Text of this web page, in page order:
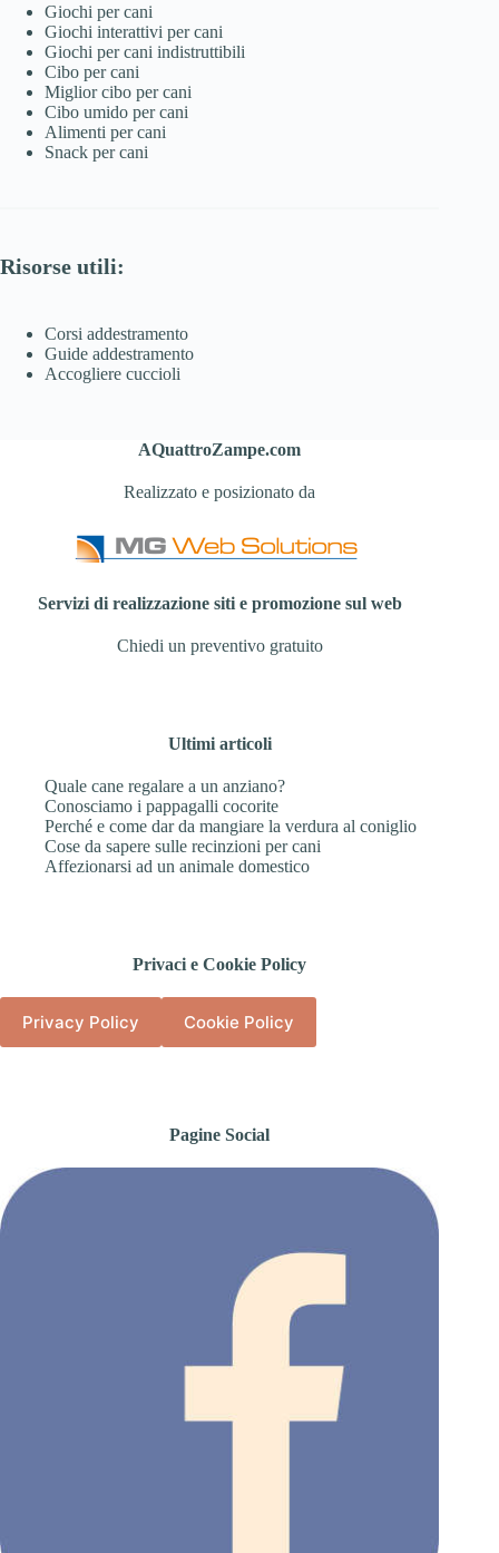
Giochi per cani
Giochi interattivi per cani
Giochi per cani indistruttibili
Cibo per cani
Miglior cibo per cani
Cibo umido per cani
Alimenti per cani
Snack per cani
Risorse utili:
Corsi addestramento
Guide addestramento
Accogliere cuccioli
AQuattroZampe.com
Realizzato e posizionato da
Servizi di realizzazione siti e promozione sul web
Chiedi un preventivo gratuito
Ultimi articoli
Quale cane regalare a un anziano?
Conosciamo i pappagalli cocorite
Perché e come dar da mangiare la verdura al coniglio
Cose da sapere sulle recinzioni per cani
Affezionarsi ad un animale domestico
Privaci e Cookie Policy
Privacy Policy Cookie Policy
Pagine Social